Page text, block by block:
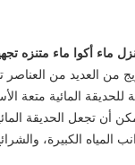
ماء أكوا ماء متنزه
من العديد من
المائية متعة
أن تجعل الحديقة
المياه الكبيرة،